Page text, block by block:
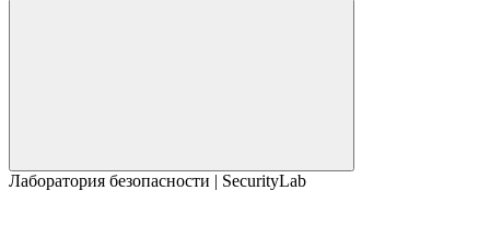
Лаборатория безопасности | SecurityLab